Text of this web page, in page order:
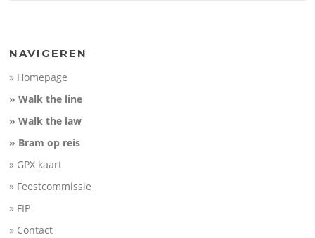
NAVIGEREN
» Homepage
» Walk the line
» Walk the law
» Bram op reis
» GPX kaart
» Feestcommissie
» FIP
» Contact